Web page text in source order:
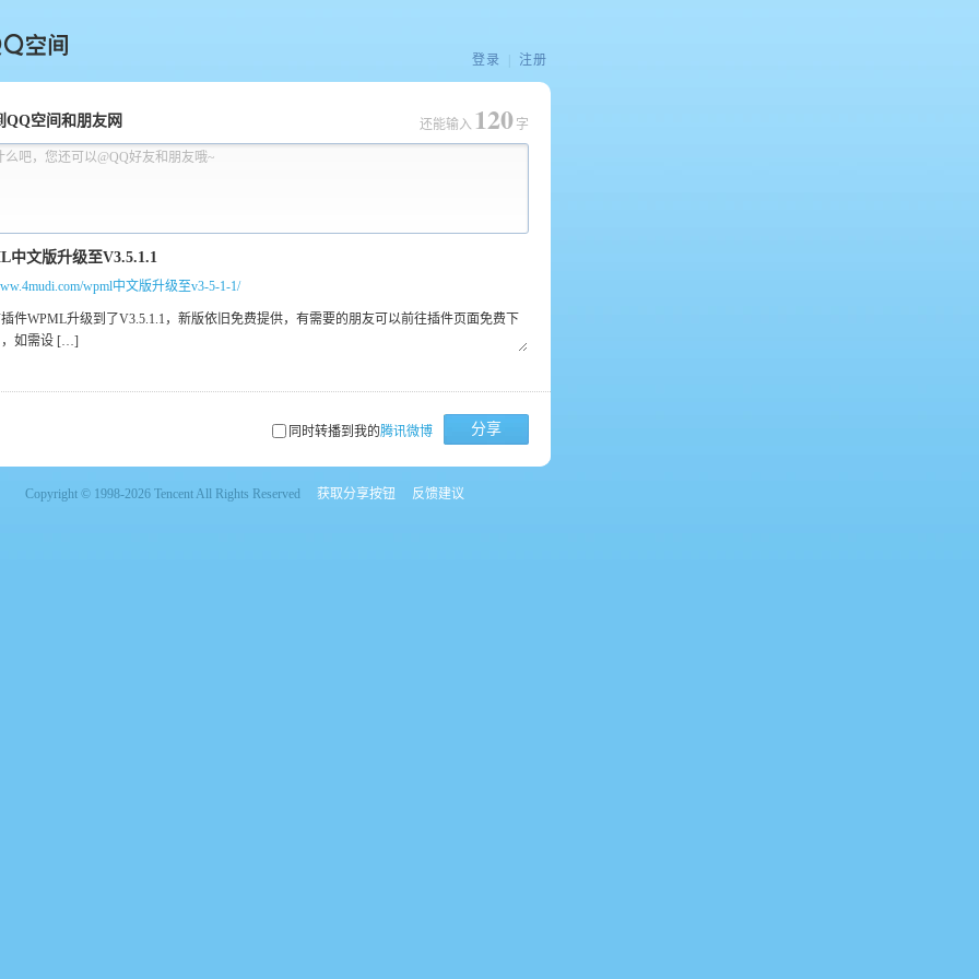
间
登录 注册
QQ空间和朋友网
么吧，您还可以@QQ好友和朋友哦~
还能输入 120 字
wpml中文版升级至v3-5-1-1/
同时转播到我的腾讯微博 分享
Copyright © 1998-2026 Tencent All Rights Reserved 获取分享按钮 反馈建议